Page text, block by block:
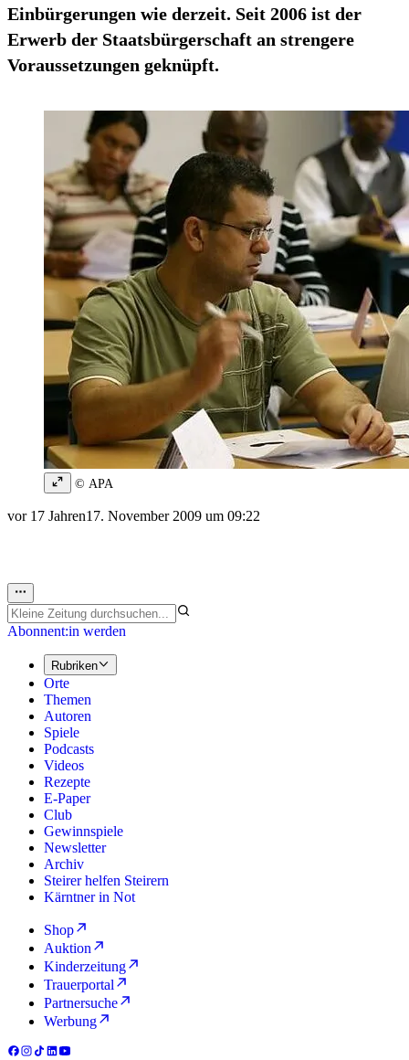
Einbürgerungen wie derzeit. Seit 2006 ist der
Erwerb der Staatsbürgerschaft an strengere
Voraussetzungen geknüpft.
© APA
vor 17 Jahren17. November 2009 um 09:22
Abonnent:in werden
Rubriken
Orte
Themen
Autoren
Spiele
Podcasts
Videos
Rezepte
E-Paper
Club
Gewinnspiele
Newsletter
Archiv
Steirer helfen Steirern
Kärntner in Not
Shop
Auktion
Kinderzeitung
Trauerportal
Partnersuche
Werbung